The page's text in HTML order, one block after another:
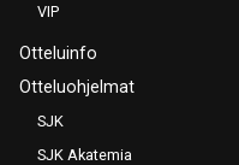
VIP
Otteluinfo
Otteluohjelmat
SJK
SJK Akatemia